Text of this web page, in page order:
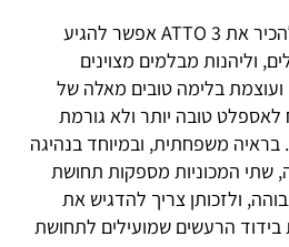
כאשר מתרגלים ולומדים להכיר את ATTO 3 אפשר להגיע
וליהנות מבלמים מצוינים
ועוצמת בלימה טובים מאלה של
לאספלט טובה יותר ולא גורמת
משפחתית, ובמיוחד בנהיגה
שתי המכוניות מספקות תחושת
ולזכותן צריך להדגיש את
הרעשים שמועילים לתחושת